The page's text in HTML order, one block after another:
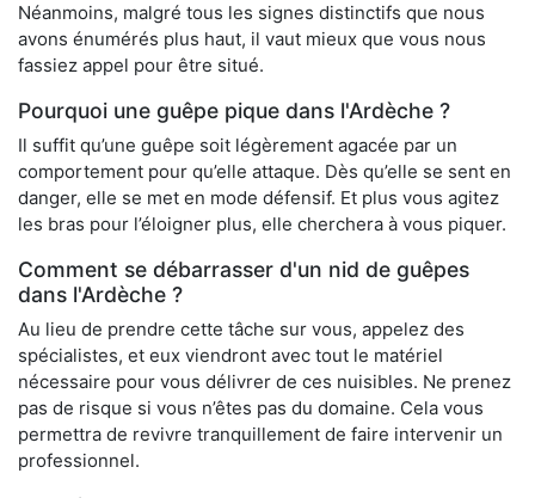
Néanmoins, malgré tous les signes distinctifs que nous
avons énumérés plus haut, il vaut mieux que vous nous
fassiez appel pour être situé.
Pourquoi une guêpe pique dans l'Ardèche ?
Il suffit qu’une guêpe soit légèrement agacée par un
comportement pour qu’elle attaque. Dès qu’elle se sent en
danger, elle se met en mode défensif. Et plus vous agitez
les bras pour l’éloigner plus, elle cherchera à vous piquer.
Comment se débarrasser d'un nid de guêpes
dans l'Ardèche ?
Au lieu de prendre cette tâche sur vous, appelez des
spécialistes, et eux viendront avec tout le matériel
nécessaire pour vous délivrer de ces nuisibles. Ne prenez
pas de risque si vous n’êtes pas du domaine. Cela vous
permettra de revivre tranquillement de faire intervenir un
professionnel.